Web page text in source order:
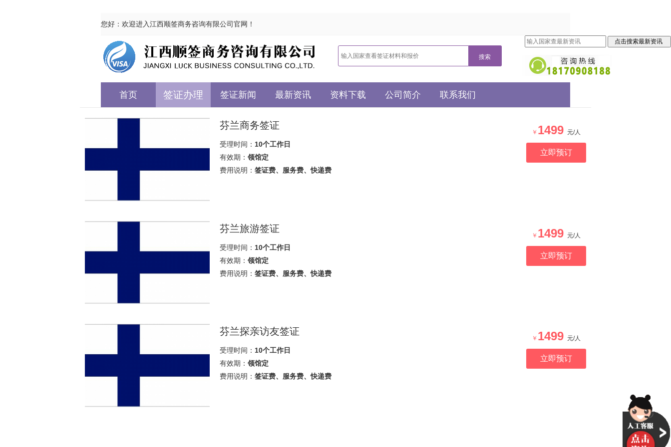
您好：欢迎进入江西顺签商务咨询有限公司官网！
首页 签证办理 签证新闻 最新资讯 资料下载 公司简介 联系我们
芬兰商务签证
受理时间： 10个工作日
有效期： 领馆定
费用说明： 签证费、服务费、快递费
￥ 1499 元/人
立即预订
芬兰旅游签证
受理时间： 10个工作日
有效期： 领馆定
费用说明： 签证费、服务费、快递费
￥ 1499 元/人
立即预订
芬兰探亲访友签证
受理时间： 10个工作日
有效期： 领馆定
费用说明： 签证费、服务费、快递费
￥ 1499 元/人
立即预订